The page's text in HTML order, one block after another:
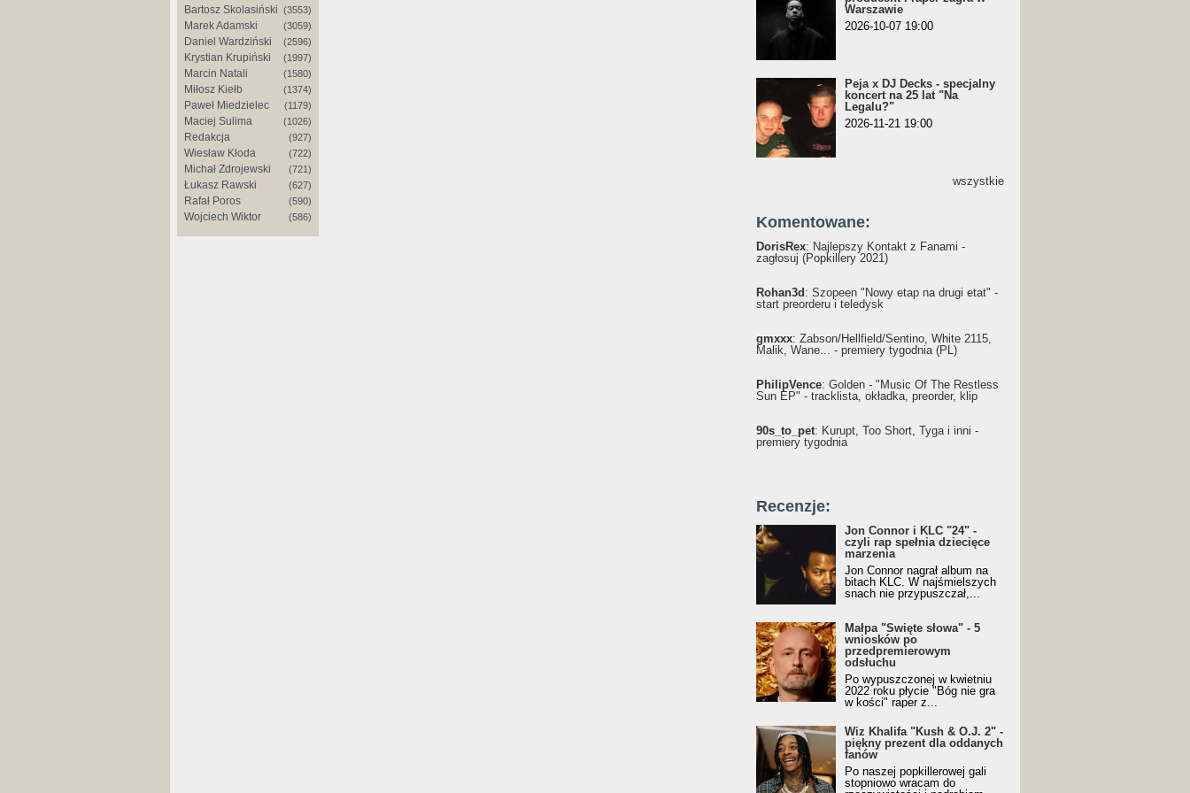
Bartosz Skolasiński (3553)
Marek Adamski (3059)
Daniel Wardziński (2596)
Krystian Krupiński (1997)
Marcin Natali (1580)
Miłosz Kiełb (1374)
Paweł Miedzielec (1179)
Maciej Sulima (1026)
Redakcja (927)
Wiesław Kłoda (722)
Michał Zdrojewski (721)
Łukasz Rawski (627)
Rafał Poros (590)
Wojciech Wiktor (586)
Warszawie
2026-10-07 19:00
Peja x DJ Decks - specjalny
koncert na 25 lat "Na
Legalu?"
2026-11-21 19:00
wszystkie
Komentowane:
DorisRex: Najlepszy Kontakt z Fanami -
zagłosuj (Popkillery 2021)
Rohan3d : Szopeen "Nowy etap na drugi etat" -
start preorderu i teledysk
gmxxx: Żabson/Hellfield/Sentino, White 2115,
Malik, Wane... - premiery tygodnia (PL)
PhilipVence: Golden - "Music Of The Restless
Sun EP" - tracklista, okładka, preorder, klip
90s_to_pet: Kurupt, Too Short, Tyga i inni -
premiery tygodnia
Recenzje:
Jon Connor i KLC "24" -
czyli rap spełnia dziecięce
marzenia
Jon Connor nagrał album na
bitach KLC. W najśmielszych
snach nie przypuszczał,...
Małpa "Święte słowa" - 5
wniosków po
przedpremierowym
odsłuchu
Po wypuszczonej w kwietniu
2022 roku płycie "Bóg nie gra
w kości" raper z...
Wiz Khalifa "Kush & O.J. 2" -
piękny prezent dla oddanych
fanów
Po naszej popkillerowej gali
stopniowo wracam do